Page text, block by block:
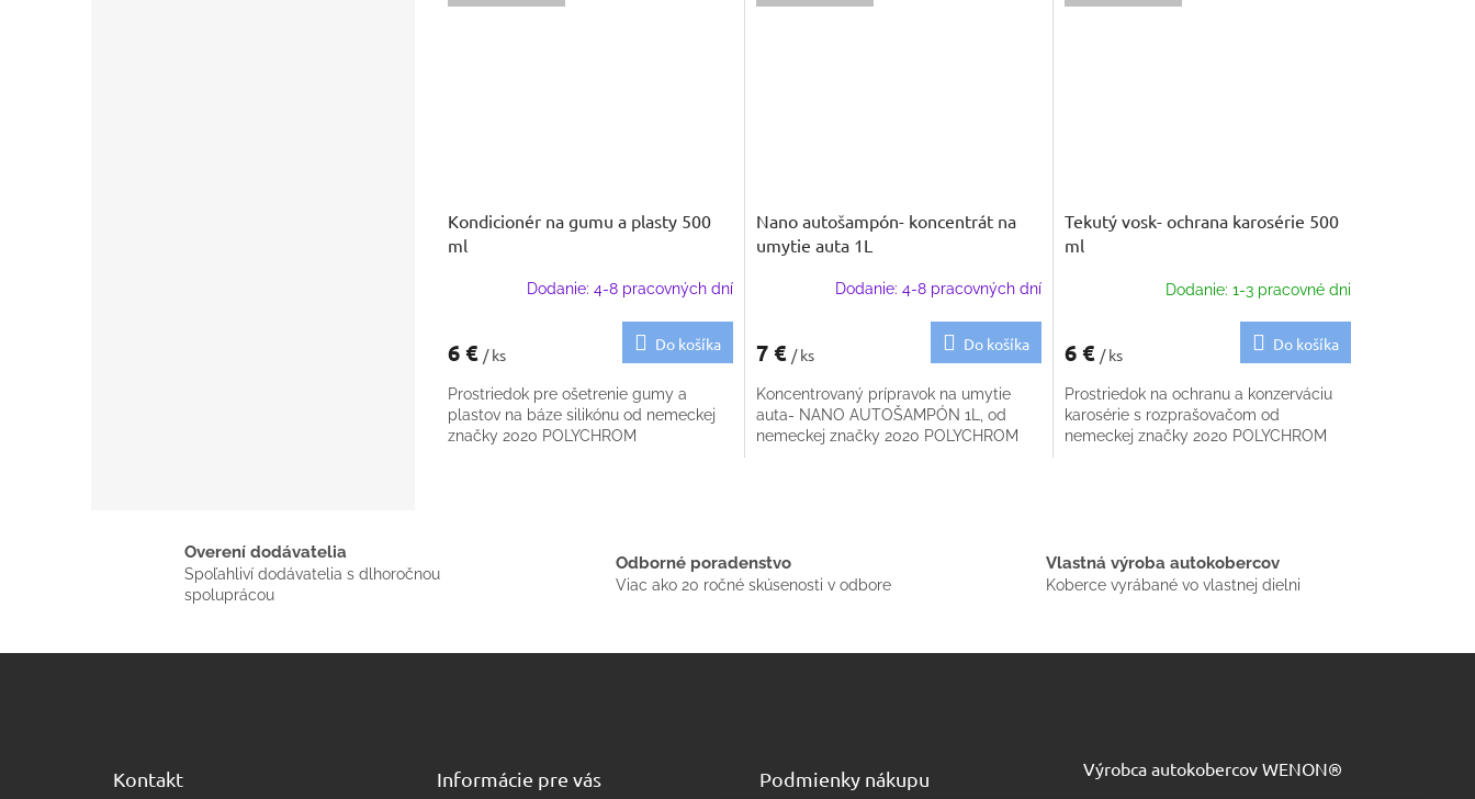
Kondicionér na gumu a plasty 500
ml
Dodanie: 4-8 pracovných dní
6 € / ks
Do košíka
Prostriedok pre ošetrenie gumy a
plastov na báze silikónu od nemeckej
značky 2020 POLYCHROM
Nano autošampón- koncentrát na
umytie auta 1L
Dodanie: 4-8 pracovných dní
7 € / ks
Do košíka
Koncentrovaný prípravok na umytie
auta- NANO AUTOŠAMPÓN 1L, od
nemeckej značky 2020 POLYCHROM
Tekutý vosk- ochrana karosérie 500
ml
Dodanie: 1-3 pracovné dni
6 € / ks
Do košíka
Prostriedok na ochranu a konzerváciu
karosérie s rozprašovačom od
nemeckej značky 2020 POLYCHROM
e
v
Overení dodávatelia
Spoľahliví dodávatelia s dlhoročnou
spoluprácou
Odborné poradenstvo
Viac ako 20 ročné skúsenosti v odbore
Vlastná výroba autokobercov
Koberce vyrábané vo vlastnej dielni
Kontakt Informácie pre vás Podmienky nákupu Výrobca autokobercov WENON®